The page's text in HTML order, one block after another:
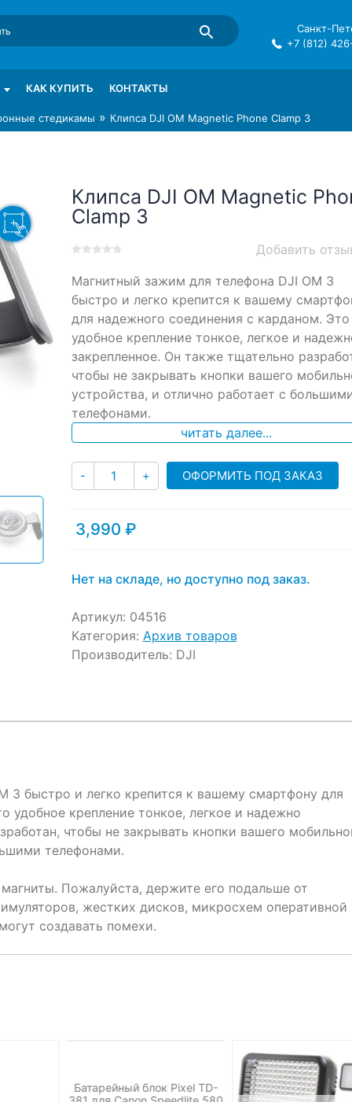
в СПб
Санкт-
+7 (812)
КАК КУПИТЬ КОНТАКТЫ
стедикамы » Клипса DJI OM Magnetic Phone Clamp 3
Клипса DJI OM Magnetic
Clamp 3
out
on
customer
ratings
Добавить
Магнитный зажим для телефона DJI OM 3
быстро и легко крепится к вашему
для надежного соединения с карданом. Это
удобное крепление тонкое, легкое и
закрепленное. Он также тщательно
чтобы не закрывать кнопки вашего
устройства, и отлично работает с
телефонами.
читать далее...
- Количество
+ ОФОРМИТЬ ПОД ЗАКАЗ
3,990 ₽
Нет на складе, но доступно под заказ.
Артикул: 04516
Категория: Архив товаров
Производитель: DJI
3 быстро и легко крепится к вашему смартфону для
удобное крепление тонкое, легкое и надежно
чтобы не закрывать кнопки вашего
телефонами.
Пожалуйста, держите его подальше от
жестких дисков, микросхем оперативной
создавать помехи.
Батарейный блок Pixel TD-